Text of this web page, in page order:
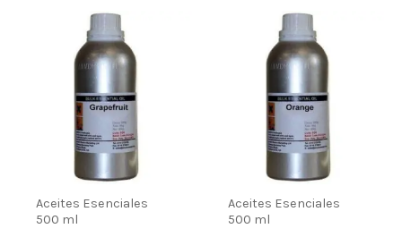
Aceites Esenciales
500 ml
Aceites Esenciales
500 ml